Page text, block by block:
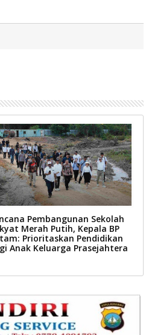
Pembangunan Sekolah
Merah Putih, Kepala BP
Prioritaskan Pendidikan
Anak Keluarga Prasejahtera